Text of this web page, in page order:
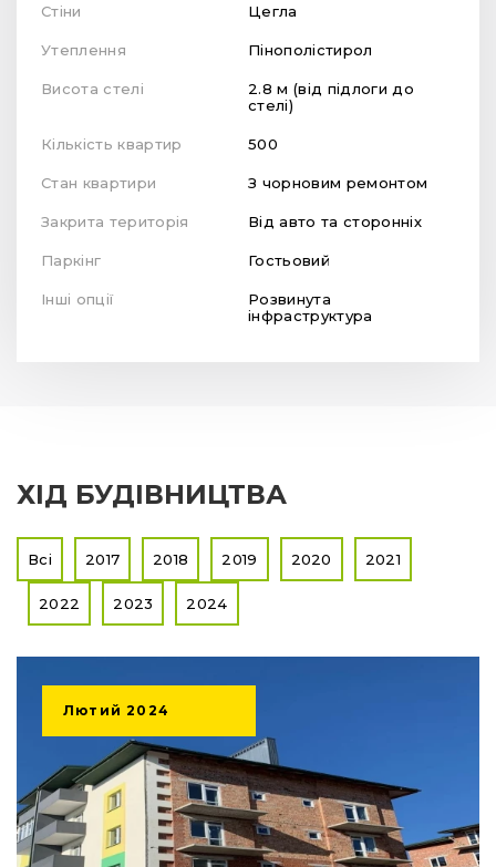
Стіни Цегла
Утеплення Пінополістирол
Висота стелі
2.8 м (від підлоги до
стелі)
Кількість квартир 500
Стан квартири З чорновим ремонтом
Закрита територія Від авто та сторонніх
Паркінг Гостьовий
Інші опції
Розвинута
інфраструктура
ХІД БУДІВНИЦТВА
Всі 2017 2018 2019 2020 2021
2022 2023 2024
Лютий 2024